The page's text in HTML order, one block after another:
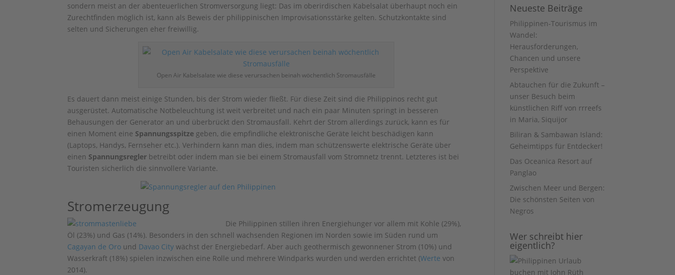
sondern meist an der abenteuerlichen Stromversorgung liegt: Das im oberirdischen Kabelsalat überhaupt noch ein
Zurechtfinden möglich ist, kann als Beweis der philippinischen Improvisationsstärke gelten. Schutzkontakte sind
selten und Sicherungen eher freiwillig.
Open Air Kabelsalate wie diese verursachen beinah wöchentlich Stromausfälle
Es dauert dann meist einige Stunden, bis der Strom wieder fließt. Für diese Zeit sind die Philippinos recht gut
ausgerüstet. Automatische Notbeleuchtung ist weit verbreitet und nach ein paar Minuten springt in besseren
Behausungen der Generator an und überbrückt den Stromausfall. Kehrt der Strom allerdings zurück, kann es für
einen Moment eine Spannungsspitze geben, die empfindliche elektronische Geräte leicht beschädigen kann
(Laptops, Handys, Fernseher etc.). Verhindern kann man dies, indem man schützenswerte elektrische Geräte über
einen Spannungsregler betreibt oder indem man sie bei einem Stromausfall vom Stromnetz trennt. Letzteres ist bei
Touristen sicherlich die sinnvollere Variante.
Stromerzeugung
Die Philippinen stillen ihren Energiehunger vor allem mit Kohle (29%),
Öl (23%) und Gas (14%). Besonders in den schnell wachsenden Regionen im Norden sowie im Süden rund um
Cagayan de Oro und Davao City wächst der Energiebedarf. Aber auch geothermisch gewonnener Strom (10%) und
Wasserkraft (18%) spielen inzwischen eine Rolle und mehrere Windparks wurden und werden errichtet (Werte von
2014).
Neueste Beiträge
Philippinen-Tourismus im
Wandel:
Herausforderungen,
Chancen und unsere
Perspektive
Abtauchen für die Zukunft –
unser Besuch beim
künstlichen Riff von rrreefs
in Maria, Siquijor
Biliran & Sambawan Island:
Geheimtipps für Entdecker!
Das Oceanica Resort auf
Panglao
Zwischen Meer und Bergen:
Die schönsten Seiten von
Negros
Wer schreibt hier
eigentlich?